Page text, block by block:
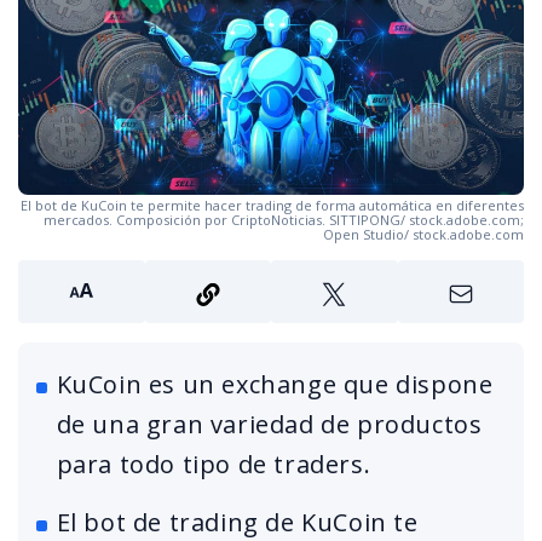
El bot de KuCoin te permite hacer trading de forma automática en diferentes
mercados. Composición por CriptoNoticias. SITTIPONG/ stock.adobe.com;
Open Studio/ stock.adobe.com
KuCoin es un exchange que dispone
de una gran variedad de productos
para todo tipo de traders.
El bot de trading de KuCoin te